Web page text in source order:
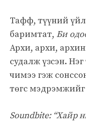
Тафф, түүний
баримтат, Би
Архи, архи,
судалж үзсэн.
чимээ гэж
төгс мэдрэмжийг
Soundbite: “Хайр